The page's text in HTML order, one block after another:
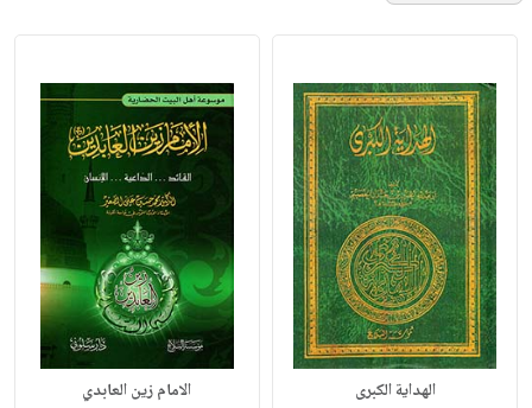
الهداية الكبرى الامام زين العابدي